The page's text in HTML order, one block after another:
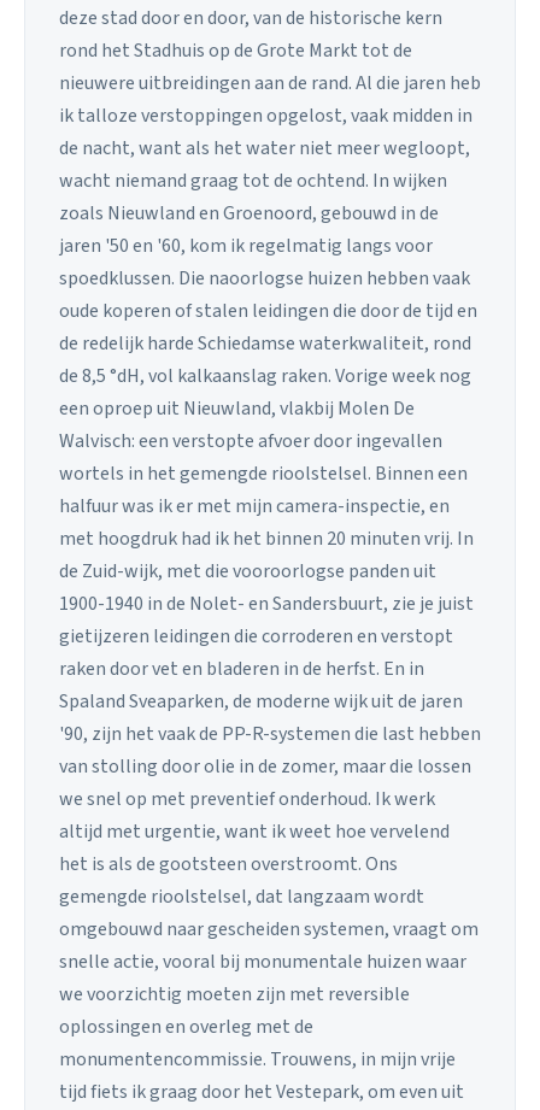
deze stad door en door, van de historische kern
rond het Stadhuis op de Grote Markt tot de
nieuwere uitbreidingen aan de rand. Al die jaren heb
ik talloze verstoppingen opgelost, vaak midden in
de nacht, want als het water niet meer wegloopt,
wacht niemand graag tot de ochtend. In wijken
zoals Nieuwland en Groenoord, gebouwd in de
jaren '50 en '60, kom ik regelmatig langs voor
spoedklussen. Die naoorlogse huizen hebben vaak
oude koperen of stalen leidingen die door de tijd en
de redelijk harde Schiedamse waterkwaliteit, rond
de 8,5 °dH, vol kalkaanslag raken. Vorige week nog
een oproep uit Nieuwland, vlakbij Molen De
Walvisch: een verstopte afvoer door ingevallen
wortels in het gemengde rioolstelsel. Binnen een
halfuur was ik er met mijn camera-inspectie, en
met hoogdruk had ik het binnen 20 minuten vrij. In
de Zuid-wijk, met die vooroorlogse panden uit
1900-1940 in de Nolet- en Sandersbuurt, zie je juist
gietijzeren leidingen die corroderen en verstopt
raken door vet en bladeren in de herfst. En in
Spaland Sveaparken, de moderne wijk uit de jaren
'90, zijn het vaak de PP-R-systemen die last hebben
van stolling door olie in de zomer, maar die lossen
we snel op met preventief onderhoud. Ik werk
altijd met urgentie, want ik weet hoe vervelend
het is als de gootsteen overstroomt. Ons
gemengde rioolstelsel, dat langzaam wordt
omgebouwd naar gescheiden systemen, vraagt om
snelle actie, vooral bij monumentale huizen waar
we voorzichtig moeten zijn met reversible
oplossingen en overleg met de
monumentencommissie. Trouwens, in mijn vrije
tijd fiets ik graag door het Vestepark, om even uit